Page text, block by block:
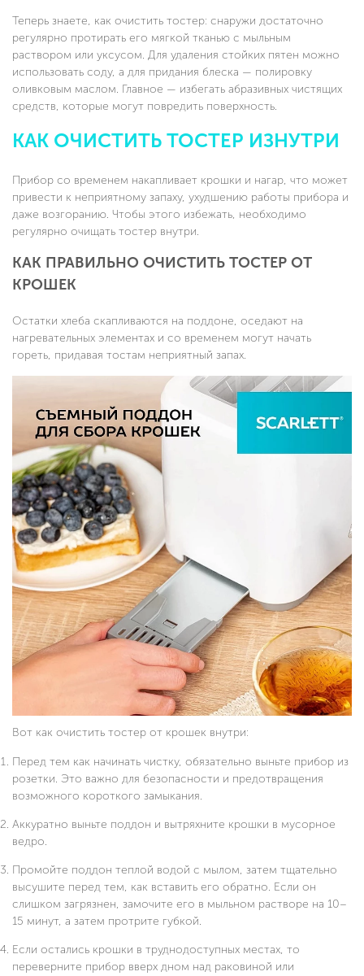
Теперь знаете, как очистить тостер: снаружи достаточно
регулярно протирать его мягкой тканью с мыльным
раствором или уксусом. Для удаления стойких пятен можно
использовать соду, а для придания блеска — полировку
оливковым маслом. Главное — избегать абразивных чистящих
средств, которые могут повредить поверхность.
КАК ОЧИСТИТЬ ТОСТЕР ИЗНУТРИ
Прибор со временем накапливает крошки и нагар, что может
привести к неприятному запаху, ухудшению работы прибора и
даже возгоранию. Чтобы этого избежать, необходимо
регулярно очищать тостер внутри.
КАК ПРАВИЛЬНО ОЧИСТИТЬ ТОСТЕР ОТ
КРОШЕК
Остатки хлеба скапливаются на поддоне, оседают на
нагревательных элементах и со временем могут начать
гореть, придавая тостам неприятный запах.
Вот как очистить тостер от крошек внутри:
Перед тем как начинать чистку, обязательно выньте прибор из
розетки. Это важно для безопасности и предотвращения
возможного короткого замыкания.
Аккуратно выньте поддон и вытряхните крошки в мусорное
ведро.
Промойте поддон теплой водой с мылом, затем тщательно
высушите перед тем, как вставить его обратно. Если он
слишком загрязнен, замочите его в мыльном растворе на 10–
15 минут, а затем протрите губкой.
Если остались крошки в труднодоступных местах, то
переверните прибор вверх дном над раковиной или